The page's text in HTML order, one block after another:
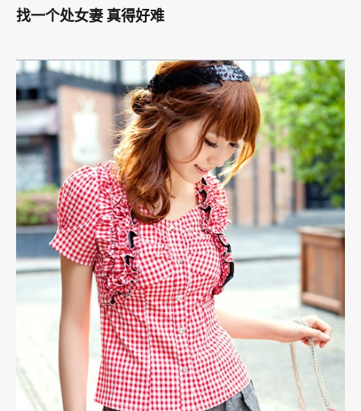
找一个处女妻 真得好难